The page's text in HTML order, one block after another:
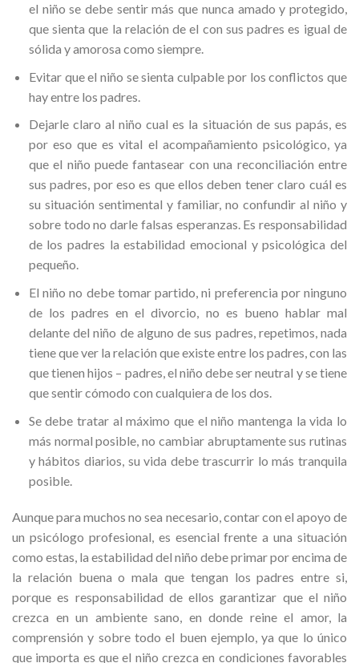
el niño se debe sentir más que nunca amado y protegido,
que sienta que la relación de el con sus padres es igual de
sólida y amorosa como siempre.
Evitar que el niño se sienta culpable por los conflictos que
hay entre los padres.
Dejarle claro al niño cual es la situación de sus papás, es
por eso que es vital el acompañamiento psicológico, ya
que el niño puede fantasear con una reconciliación entre
sus padres, por eso es que ellos deben tener claro cuál es
su situación sentimental y familiar, no confundir al niño y
sobre todo no darle falsas esperanzas. Es responsabilidad
de los padres la estabilidad emocional y psicológica del
pequeño.
El niño no debe tomar partido, ni preferencia por ninguno
de los padres en el divorcio, no es bueno hablar mal
delante del niño de alguno de sus padres, repetimos, nada
tiene que ver la relación que existe entre los padres, con las
que tienen hijos – padres, el niño debe ser neutral y se tiene
que sentir cómodo con cualquiera de los dos.
Se debe tratar al máximo que el niño mantenga la vida lo
más normal posible, no cambiar abruptamente sus rutinas
y hábitos diarios, su vida debe trascurrir lo más tranquila
posible.
Aunque para muchos no sea necesario, contar con el apoyo de
un psicólogo profesional, es esencial frente a una situación
como estas, la estabilidad del niño debe primar por encima de
la relación buena o mala que tengan los padres entre si,
porque es responsabilidad de ellos garantizar que el niño
crezca en un ambiente sano, en donde reine el amor, la
comprensión y sobre todo el buen ejemplo, ya que lo único
que importa es que el niño crezca en condiciones favorables